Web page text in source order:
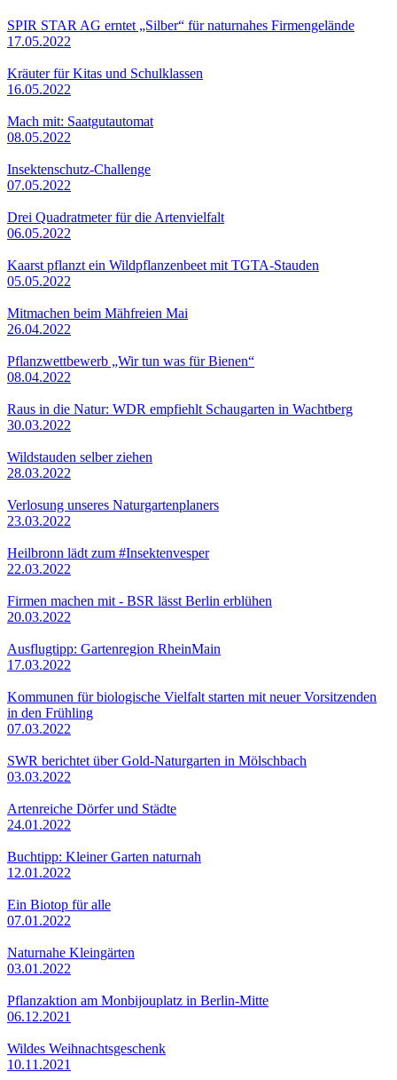
SPIR STAR AG erntet „Silber“ für naturnahes Firmengelände
17.05.2022
Kräuter für Kitas und Schulklassen
16.05.2022
Mach mit: Saatgutautomat
08.05.2022
Insektenschutz-Challenge
07.05.2022
Drei Quadratmeter für die Artenvielfalt
06.05.2022
Kaarst pflanzt ein Wildpflanzenbeet mit TGTA-Stauden
05.05.2022
Mitmachen beim Mähfreien Mai
26.04.2022
Pflanzwettbewerb „Wir tun was für Bienen“
08.04.2022
Raus in die Natur: WDR empfiehlt Schaugarten in Wachtberg
30.03.2022
Wildstauden selber ziehen
28.03.2022
Verlosung unseres Naturgartenplaners
23.03.2022
Heilbronn lädt zum #Insektenvesper
22.03.2022
Firmen machen mit - BSR lässt Berlin erblühen
20.03.2022
Ausflugtipp: Gartenregion RheinMain
17.03.2022
Kommunen für biologische Vielfalt starten mit neuer Vorsitzenden
in den Frühling
07.03.2022
SWR berichtet über Gold-Naturgarten in Mölschbach
03.03.2022
Artenreiche Dörfer und Städte
24.01.2022
Buchtipp: Kleiner Garten naturnah
12.01.2022
Ein Biotop für alle
07.01.2022
Naturnahe Kleingärten
03.01.2022
Pflanzaktion am Monbijouplatz in Berlin-Mitte
06.12.2021
Wildes Weihnachtsgeschenk
10.11.2021